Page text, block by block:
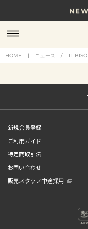
8/17(月)10時ま
贈る相手やシー
HOME | ニュース / IL
新規会員登録
ご利用ガイド
特定商取引法
お問い合わせ
販売スタッフ中途採用